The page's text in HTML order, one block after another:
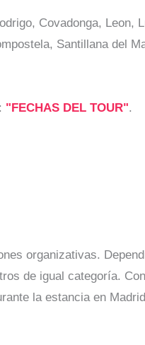
Covadonga, Leon,
Santillana del
"FECHAS DEL TOUR".
organizativas.
de igual categoría.
la estancia en